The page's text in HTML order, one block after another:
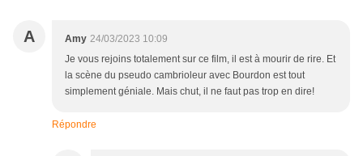
A Amy 24/03/2023 10:09
Je vous rejoins totalement sur ce film, il est à mourir de rire. Et
la scène du pseudo cambrioleur avec Bourdon est tout
simplement géniale. Mais chut, il ne faut pas trop en dire!
Répondre